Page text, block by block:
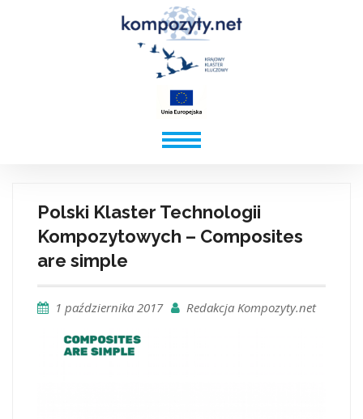
Polski Klaster Technologii
Kompozytowych – Composites
are simple
1 października 2017 Redakcja Kompozyty.net